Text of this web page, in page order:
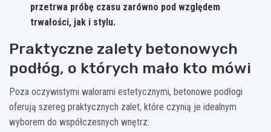
przetrwa próbę czasu zarówno pod względem
trwałości, jak i stylu.
Praktyczne zalety betonowych
podłóg, o których mało kto mówi
Poza oczywistymi walorami estetycznymi, betonowe podłogi
oferują szereg praktycznych zalet, które czynią je idealnym
wyborem do współczesnych wnętrz: